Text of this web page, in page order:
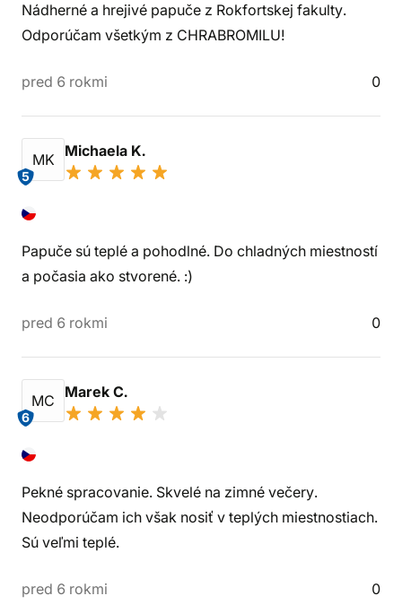
Nádherné a hrejivé papuče z Rokfortskej fakulty.
Odporúčam všetkým z CHRABROMILU!
pred 6 rokmi 0
MK
5
Michaela K.
Papuče sú teplé a pohodlné. Do chladných miestností
a počasia ako stvorené. :)
pred 6 rokmi 0
MC
6
Marek C.
Pekné spracovanie. Skvelé na zimné večery.
Neodporúčam ich však nosiť v teplých miestnostiach.
Sú veľmi teplé.
pred 6 rokmi 0